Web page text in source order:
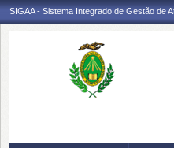
SIGAA - Sistema Integrado de Gestão de